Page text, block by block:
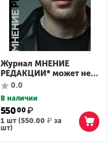
Журнал МНЕНИЕ
РЕДАКЦИИ* может не
совпадать №009 (Егор
Крид)
0.0
В наличии
55000₽
1 шт (550.00₽ за
шт)